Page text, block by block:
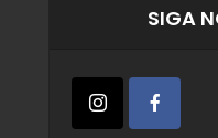
SIGA